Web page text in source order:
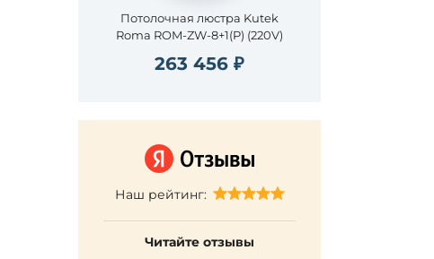
Потолочная люстра Kutek
Roma ROM-ZW-8+1(P) (220V)
263 456 ₽
Наш рейтинг:
Читайте отзывы